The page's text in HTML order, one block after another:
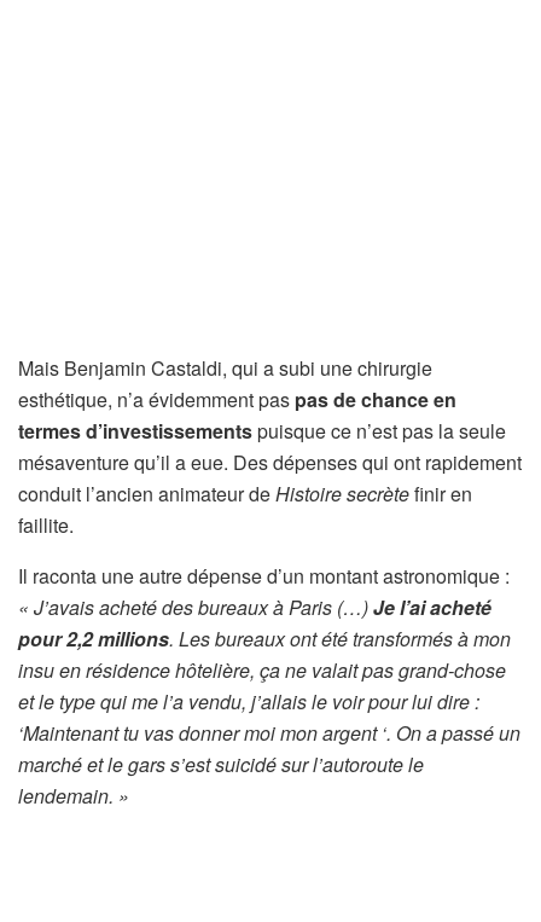
Mais Benjamin Castaldi, qui a subi une chirurgie
esthétique, n’a évidemment pas pas de chance en
termes d’investissementspuisque ce n’est pas la seule
mésaventure qu’il a eue. Des dépenses qui ont rapidement
conduit l’ancien animateur deHistoire secrètefinir en
faillite.
Il raconta une autre dépense d’un montant astronomique :
« J’avais acheté des bureaux à Paris (…)Je l’ai acheté
pour 2,2 millions. Les bureaux ont été transformés à mon
insu en résidence hôtelière, ça ne valait pas grand-chose
et le type qui me l’a vendu, j’allais le voir pour lui dire :
‘Maintenant tu vas donner moi mon argent ‘. On a passé un
marché et le gars s’est suicidé sur l’autoroute le
lendemain. »